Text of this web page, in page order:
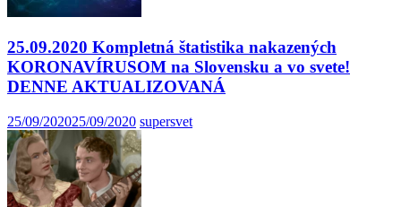
25.09.2020 Kompletná štatistika nakazených
KORONAVÍRUSOM na Slovensku a vo svete!
DENNE AKTUALIZOVANÁ
25/09/202025/09/2020 supersvet